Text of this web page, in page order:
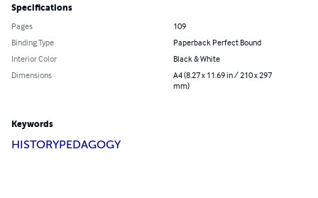
Specifications
Pages
109
Binding Type
Paperback Perfect Bound
Interior Color
Black & White
Dimensions
A4 (8.27 x 11.69 in / 210 x 297
mm)
Keywords
HISTORYPEDAGOGY